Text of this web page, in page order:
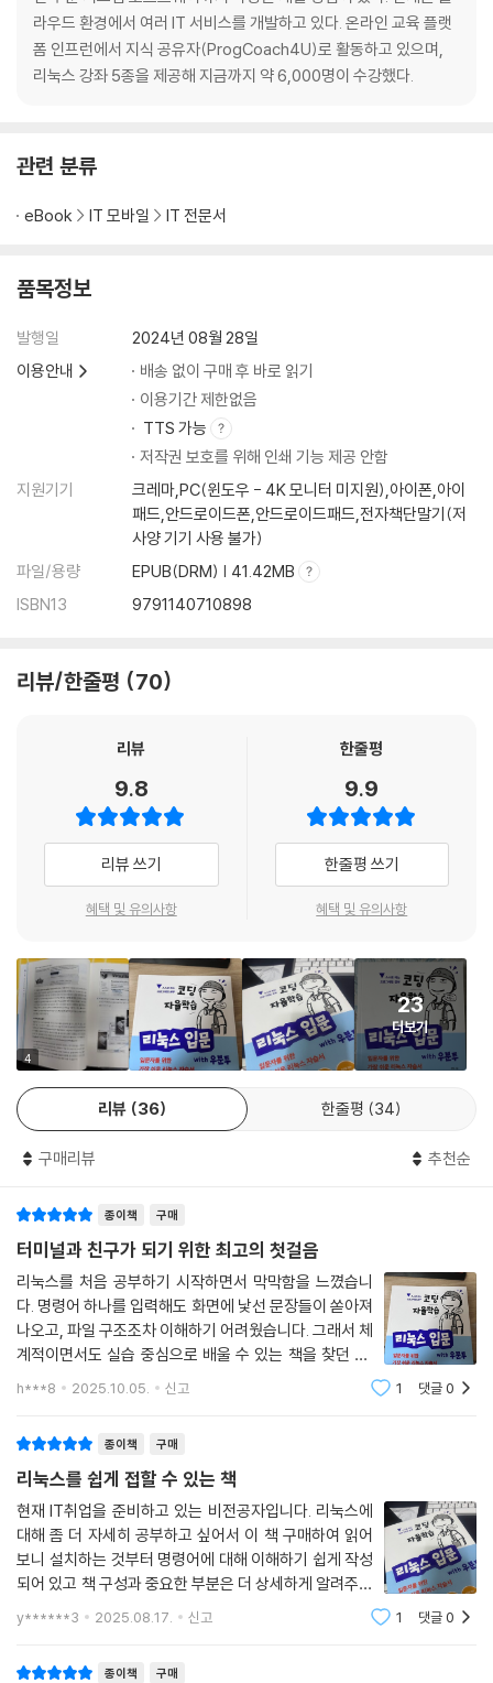
4.5 실습: 파일과 디렉터리 다루기
4.6 소프트 링크와 하드 링크
5.3 실습: 사용자와 사용자 그룹 다루기
6장 소유권과 권한
6.2 파일 권한
6.3 디렉터리 권한
7.1 컴퓨터의 작동 원리와 프로세스
7.2 프로세스의 계층 구조
7.3 프로세스의 작동
7.4 파일 디스크립터와 표준 스트림
7.5 포어그라운드 프로세스와 백그라운드 프로세스
8장 시그널
8.1 시그널 송수신
8.4 실습: 시그널 전송하기
9장 Bash: 조건문과 테스트 연산자
9.1 변수의 기초
9.2 조건문과 테스트 연산자
10장 Bash: 반복문, 함수, 변수, 배열, 쿼팅
10.1 반복문
10.3 변수 심화
10.4 배열
10.5 쿼팅
11장 Bash: 확장과 셸 옵션
11.1 확장
11.2 셸 옵션
12.1 리디렉션
13장 시스템 관리
13.1 패키지 관리 시스템
13.2 systemd
13.3 .bashrc 파일을 이용한 개인화
14.1 grep
14.2 find
14.3 stat
14.4 wc
14.5 df
14.6 du
14.8 read
라우드 환경에서 여러 IT 서비스를 개발하고 있다. 온라인 교육 플랫
폼 인프런에서 지식 공유자(ProgCoach4U)로 활동하고 있으며,
리눅스 강좌 5종을 제공해 지금까지 약 6,000명이 수강했다.
관련 분류
eBook IT 모바일 IT 전문서
품목정보
발행일
2024년 08월 28일
이용안내
배송 없이 구매 후 바로 읽기
이용기간 제한없음
TTS 가능
저작권 보호를 위해 인쇄 기능 제공 안함
지원기기
크레마,PC(윈도우 - 4K 모니터 미지원),아이폰,아이
패드,안드로이드폰,안드로이드패드,전자책단말기(저
사양 기기 사용 불가)
파일/용량
EPUB(DRM) | 41.42MB
ISBN13
9791140710898
리뷰/한줄평 70
리뷰
9.8
리뷰 쓰기
혜택 및 유의사항
한줄평
9.9
한줄평 쓰기
혜택 및 유의사항
4
23
더보기
리뷰 36 한줄평 34
구매리뷰 추천순
종이책 구매
터미널과 친구가 되기 위한 최고의 첫걸음
리눅스를 처음 공부하기 시작하면서 막막함을 느꼈습니
다. 명령어 하나를 입력해도 화면에 낯선 문장들이 쏟아져
나오고, 파일 구조조차 이해하기 어려웠습니다. 그래서 체
계적이면서도 실습 중심으로 배울 수 있는 책을 찾던 중,
“코딩 자율학습 리눅스 입문 with 우분투”를 선택했습니
h***8 2025.10.05. 신고 1 댓글0
종이책 구매
리눅스를 쉽게 접할 수 있는 책
현재 IT취업을 준비하고 있는 비전공자입니다. 리눅스에
대해 좀 더 자세히 공부하고 싶어서 이 책 구매하여 읽어
보니 설치하는 것부터 명령어에 대해 이해하기 쉽게 작성
되어 있고 책 구성과 중요한 부분은 더 상세하게 알려주는
부분이 있어 좋습니다. 그리고 따라하기 쉽게 터미널 창이
그대로 나와있어서 실습하는데 어려움이 없다는 점이 이
y******3 2025.08.17. 신고 1 댓글0
종이책 구매